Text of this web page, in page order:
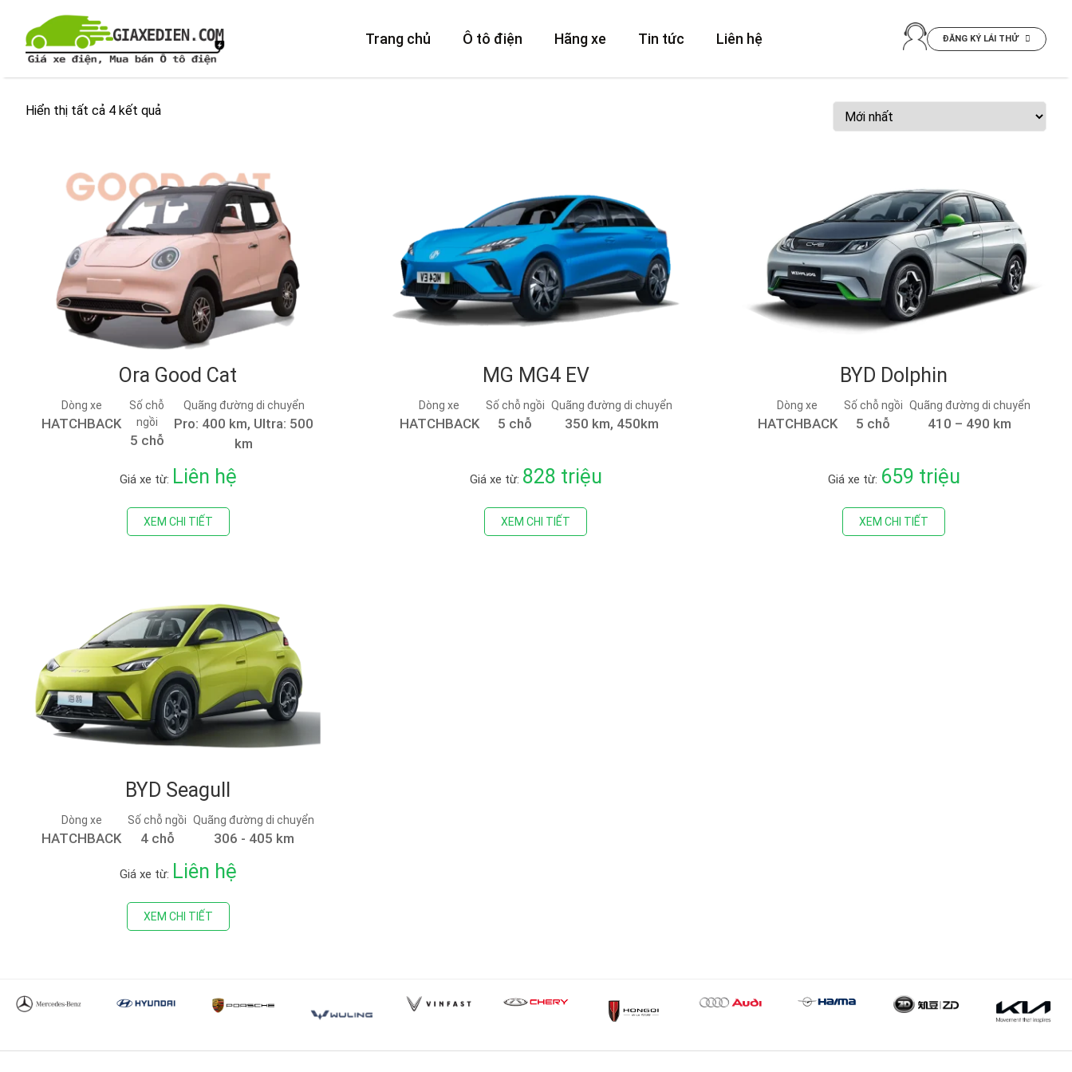
Trang chủ Ô tô điện Hãng xe Tin tức Liên hệ ĐĂNG KÝ LÁI THỬ
Hiển thị tất cả 4 kết quả
Ora Good Cat
Dòng xe
HATCHBACK
Số chỗ
ngồi
5 chỗ
Quãng đường di chuyển
Pro: 400 km, Ultra: 500
km
Giá xe từ: Liên hệ
XEM CHI TIẾT
MG MG4 EV
Dòng xe
HATCHBACK
Số chỗ ngồi
5 chỗ
Quãng đường di chuyển
350 km, 450km
Giá xe từ: 828 triệu
XEM CHI TIẾT
BYD Dolphin
Dòng xe
HATCHBACK
Số chỗ ngồi
5 chỗ
Quãng đường di chuyển
410 – 490 km
Giá xe từ: 659 triệu
XEM CHI TIẾT
BYD Seagull
Dòng xe
HATCHBACK
Số chỗ ngồi
4 chỗ
Quãng đường di chuyển
306 - 405 km
Giá xe từ: Liên hệ
XEM CHI TIẾT